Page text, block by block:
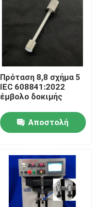
Πρόταση 8,8 σχήμα 5
IEC 608841:2022
έμβολο δοκιμής
Αποστολή